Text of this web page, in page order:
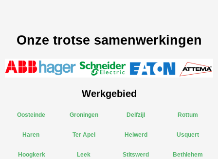
Onze trotse samenwerkingen
Werkgebied
Oosteinde
Haren
Hoogkerk
Groningen
Ter Apel
Leek
Delfzijl
Helwerd
Stitswerd
Rottum
Usquert
Bethlehem